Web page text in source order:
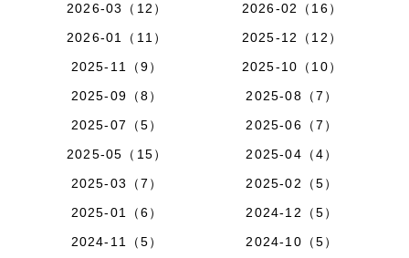
2026-03（12）
2026-02（16）
2026-01（11）
2025-12（12）
2025-11（9）
2025-10（10）
2025-09（8）
2025-08（7）
2025-07（5）
2025-06（7）
2025-05（15）
2025-04（4）
2025-03（7）
2025-02（5）
2025-01（6）
2024-12（5）
2024-11（5）
2024-10（5）